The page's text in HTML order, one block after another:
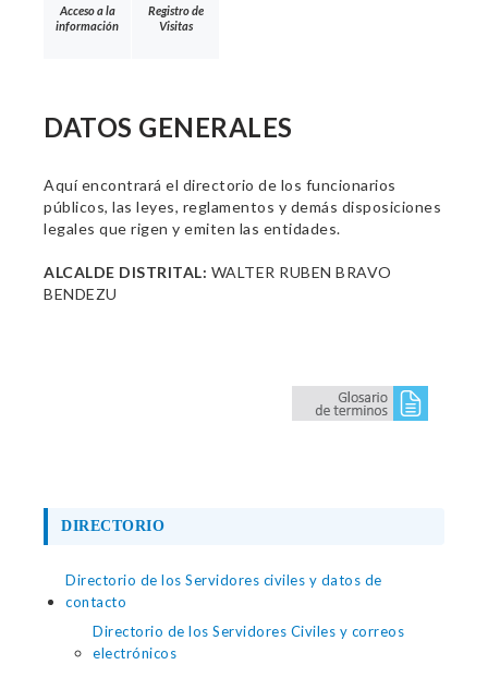
Acceso a la
información
Registro de
Visitas
DATOS GENERALES
Aquí encontrará el directorio de los funcionarios
públicos, las leyes, reglamentos y demás disposiciones
legales que rigen y emiten las entidades.
ALCALDE DISTRITAL: WALTER RUBEN BRAVO
BENDEZU
DIRECTORIO
Directorio de los Servidores civiles y datos de
contacto
Directorio de los Servidores Civiles y correos
electrónicos